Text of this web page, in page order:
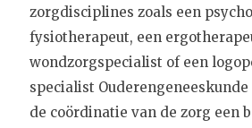
zorgdisciplines zoals een
fysiotherapeut, een
wondzorgspecialist of een
specialist Ouderengeneeskunde
de coördinatie van de zorg een